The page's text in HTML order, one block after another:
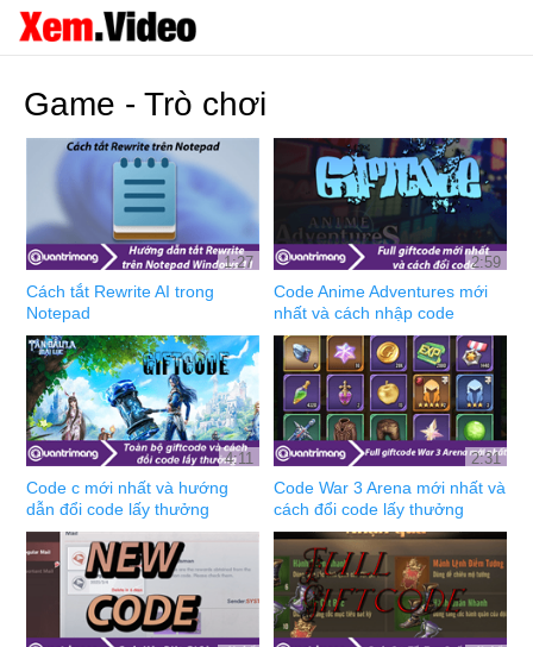
Game - Trò chơi
1:27
Cách tắt Rewrite AI trong
Notepad
2:59
Code Anime Adventures mới
nhất và cách nhập code
4:11
Code c mới nhất và hướng
dẫn đổi code lấy thưởng
2:31
Code War 3 Arena mới nhất và
cách đổi code lấy thưởng